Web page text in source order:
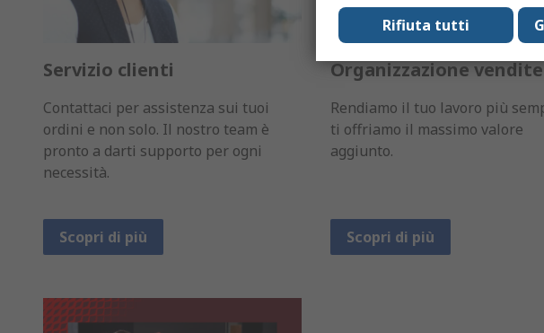
Servizio clienti
Contattaci per assistenza sui tuoi
ordini e non solo. Il nostro team è
pronto a darti supporto per ogni
necessità.
Scopri di più
Organizzazione vendite
Rendiamo il tuo lavoro più
ti offriamo il massimo valore
aggiunto.
Scopri di più
Rifiuta tutti